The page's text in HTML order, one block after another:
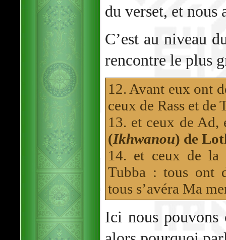
du verset, et nous
C’est au niveau
rencontre le plus
12. Avant eux ont
ceux de Rass et de
13. et ceux de Ad,
(Ikhwanou) de
14. et ceux de la
Tubba : tous ont
tous s’avéra Ma
Ici nous